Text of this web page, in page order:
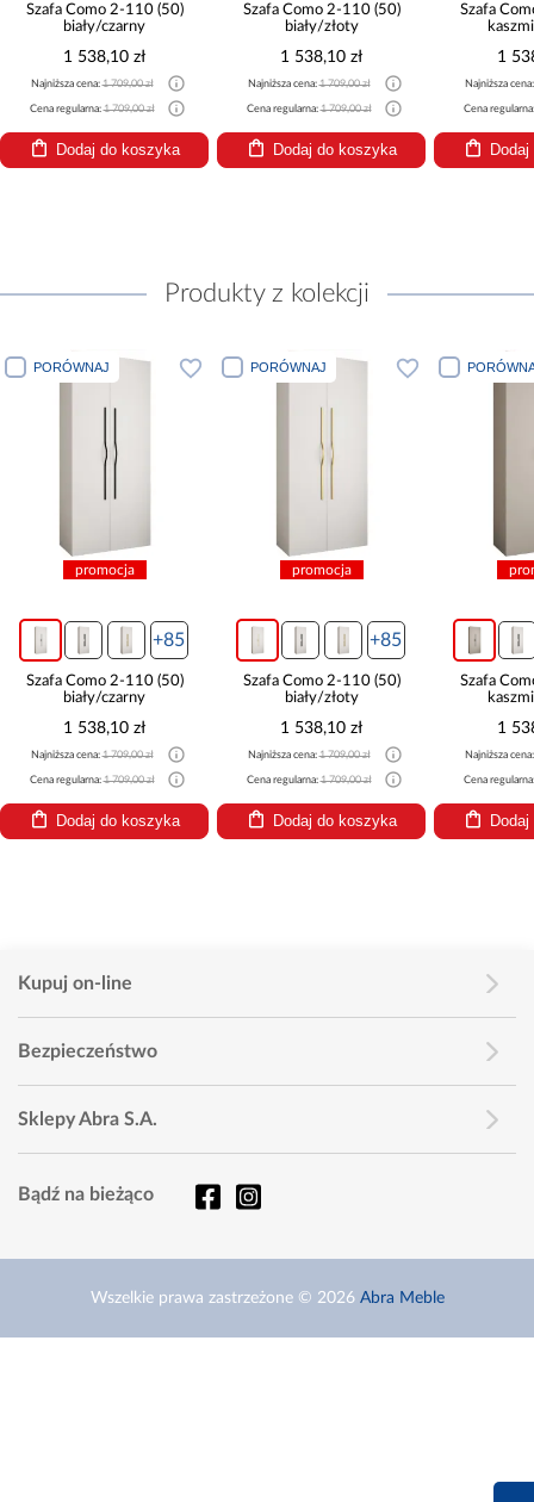
Szafa Como 2-110 (50)
biały/czarny
1 538,10 zł
Najniższa cena:1 709,00 zł
Cena regularna:1 709,00 zł
Dodaj do koszyka
Szafa Como 2-110 (50)
biały/złoty
1 538,10 zł
Najniższa cena:1 709,00 zł
Cena regularna:1 709,00 zł
Dodaj do koszyka
Szafa
1
Najniższa
Cena
Produkty z kolekcji
PORÓWNAJ
promocja
+85
Szafa Como 2-110 (50)
biały/czarny
1 538,10 zł
Najniższa cena:1 709,00 zł
Cena regularna:1 709,00 zł
Dodaj do koszyka
PORÓWNAJ
promocja
+85
Szafa Como 2-110 (50)
biały/złoty
1 538,10 zł
Najniższa cena:1 709,00 zł
Cena regularna:1 709,00 zł
Dodaj do koszyka
Szafa
1
Najniższa
Cena
Kupuj on-line
Bezpieczeństwo
Sklepy Abra S.A.
Bądź na bieżąco
Wszelkie prawa zastrzeżone © 2026 Abra Meble